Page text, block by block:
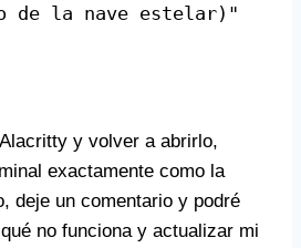
la nave estelar)"
y volver a abrirlo,
exactamente como la
deje un comentario y podré
no funciona y actualizar mi